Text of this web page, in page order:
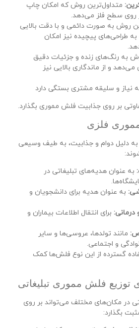
متداول‌ترین روش که امکان چاپ
روی سطح فلز می‌دهد.
روش به صورت دائمی و با دقت بالایی
طراحی‌های پیچیده نیز امکان
به رنگ‌های زنده و جزئیات دقیق
می‌دهد و از ماندگاری بالایی نیز
نیاز و سلیقه مشتری بستگی دارد
بر روی جذابیت فلش مموری بگذارد.
فلزی
دلیل دوام و جذابیت، به طیف وسیعی
به عنوان هدیه‌های تبلیغاتی در
به عنوان هدیه برای دانشجویان و
درمانی: برای انتقال اطلاعات بیماران و
مانند تولدها، عروسی‌ها و سایر
و اجتماعی.
گسترده از این نوع فلش‌ها کمک
توزیع فلش مموری تبلیغاتی
در مکان‌های مختلف می‌تواند بر روی
بگذارد: